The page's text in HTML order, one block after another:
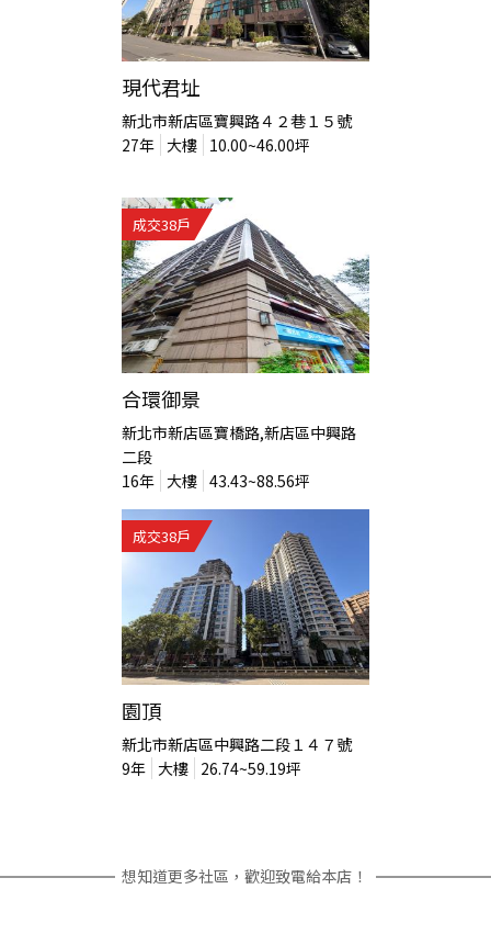
現代君址
新北市新店區寶興路４２巷１５號
27年 大樓 10.00~46.00坪
成交38戶
合環御景
新北市新店區寶橋路,新店區中興路
二段
16年 大樓 43.43~88.56坪
成交38戶
園頂
新北市新店區中興路二段１４７號
9年 大樓 26.74~59.19坪
想知道更多社區，歡迎致電給本店！